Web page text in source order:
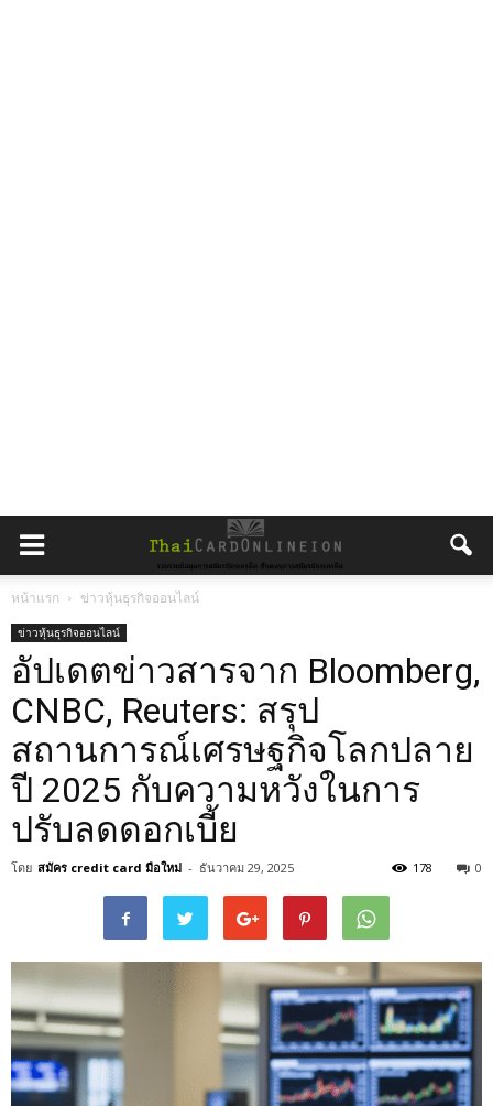
หน้าแรก ข่าวหุ้นธุรกิจออนไลน์
ข่าวหุ้นธุรกิจออนไลน์
อัปเดตข่าวสารจาก Bloomberg,
CNBC, Reuters: สรุป
สถานการณ์เศรษฐกิจโลกปลาย
ปี 2025 กับความหวังในการ
ปรับลดดอกเบี้ย
โดย สมัคร credit card มือใหม่ - ธันวาคม 29, 2025 0
178